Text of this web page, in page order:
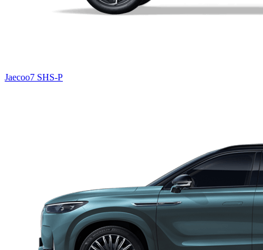
Jaecoo7 SHS-P